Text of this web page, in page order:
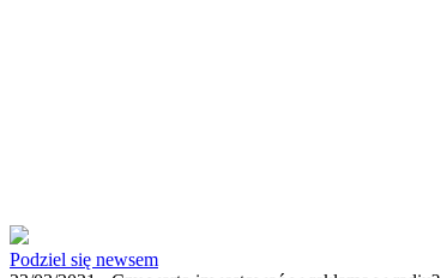
Podziel się newsem